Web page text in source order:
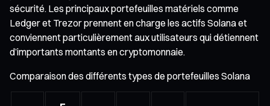
sécurité. Les principaux portefeuilles matériels comme
Ledger et Trezor prennent en charge les actifs Solana et
conviennent particulièrement aux utilisateurs qui détiennent
d’importants montants en cryptomonnaie.
Comparaison des différents types de portefeuilles Solana